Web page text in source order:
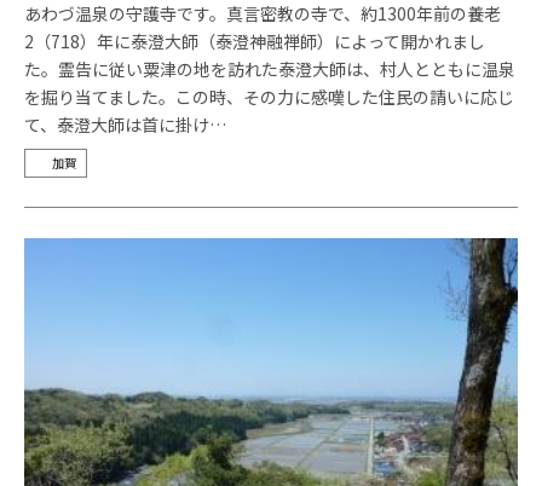
あわづ温泉の守護寺です。真言密教の寺で、約1300年前の養老
2（718）年に泰澄大師（泰澄神融禅師）によって開かれまし
た。霊告に従い粟津の地を訪れた泰澄大師は、村人とともに温泉
を掘り当てました。この時、その力に感嘆した住民の請いに応じ
て、泰澄大師は首に掛け…
加賀